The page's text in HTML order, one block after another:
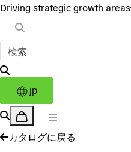
Driving strategic growth areas
jp
カタログに戻る